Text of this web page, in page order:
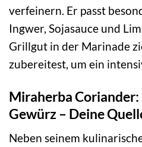
verfeinern. Er passt
Ingwer, Sojasauce und
Grillgut in der Marinade
zubereitest, um ein
Miraherba Coriander:
Gewürz – Deine
Neben seinem